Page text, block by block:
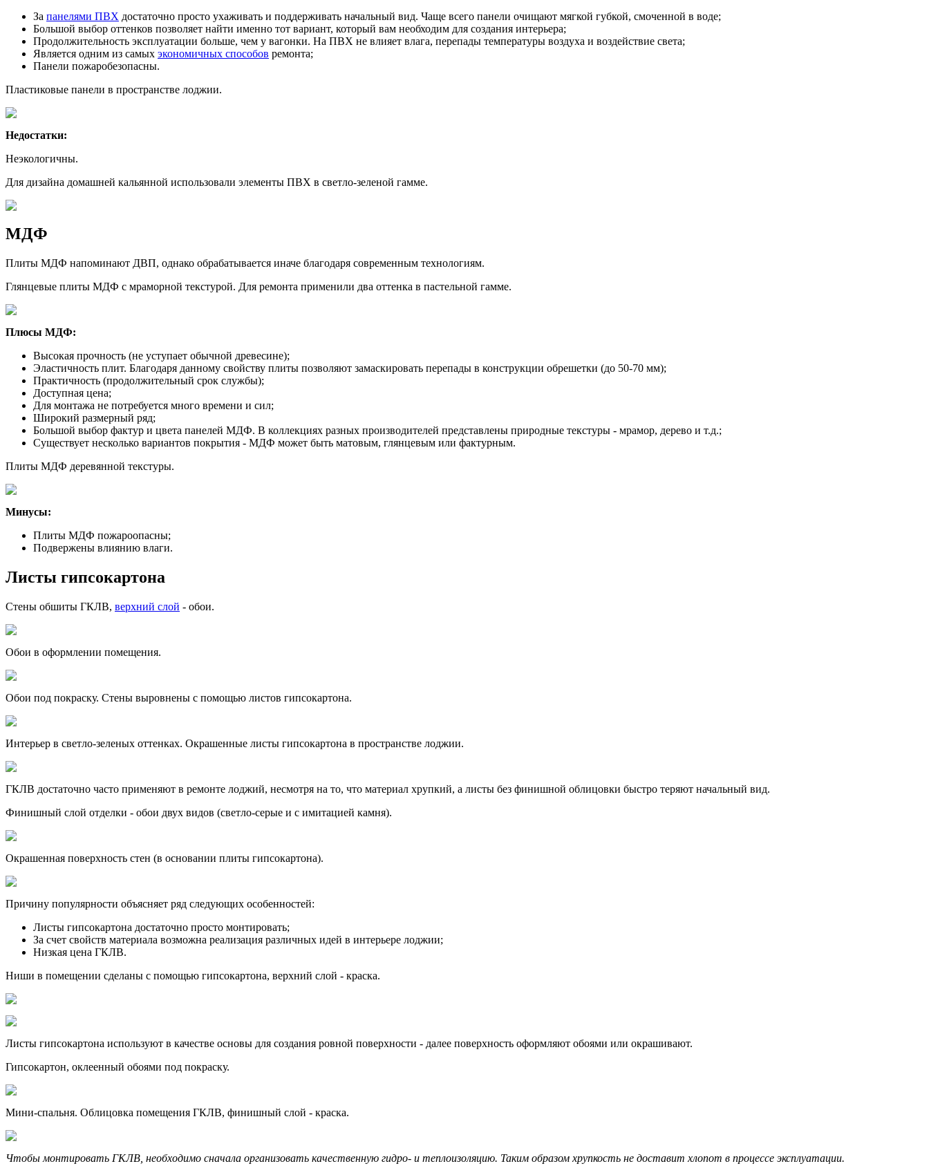
За панелями ПВХ достаточно просто ухаживать и поддерживать начальный вид. Чаще всего панели очищают мягкой губкой, смоченной в воде;
Большой выбор оттенков позволяет найти именно тот вариант, который вам необходим для создания интерьера;
Продолжительность эксплуатации больше, чем у вагонки. На ПВХ не влияет влага, перепады температуры воздуха и воздействие света;
Является одним из самых экономичных способов ремонта;
Панели пожаробезопасны.
Пластиковые панели в пространстве лоджии.
Недостатки:
Неэкологичны.
Для дизайна домашней кальянной использовали элементы ПВХ в светло-зеленой гамме.
МДФ
Плиты МДФ напоминают ДВП, однако обрабатывается иначе благодаря современным технологиям.
Глянцевые плиты МДФ с мраморной текстурой. Для ремонта применили два оттенка в пастельной гамме.
Плюсы МДФ:
Высокая прочность (не уступает обычной древесине);
Эластичность плит. Благодаря данному свойству плиты позволяют замаскировать перепады в конструкции обрешетки (до 50-70 мм);
Практичность (продолжительный срок службы);
Доступная цена;
Для монтажа не потребуется много времени и сил;
Широкий размерный ряд;
Большой выбор фактур и цвета панелей МДФ. В коллекциях разных производителей представлены природные текстуры - мрамор, дерево и т.д.;
Существует несколько вариантов покрытия - МДФ может быть матовым, глянцевым или фактурным.
Плиты МДФ деревянной текстуры.
Минусы:
Плиты МДФ пожароопасны;
Подвержены влиянию влаги.
Листы гипсокартона
Стены обшиты ГКЛВ, верхний слой - обои.
Обои в оформлении помещения.
Обои под покраску. Стены выровнены с помощью листов гипсокартона.
Интерьер в светло-зеленых оттенках. Окрашенные листы гипсокартона в пространстве лоджии.
ГКЛВ достаточно часто применяют в ремонте лоджий, несмотря на то, что материал хрупкий, а листы без финишной облицовки быстро теряют начальный вид.
Финишный слой отделки - обои двух видов (светло-серые и с имитацией камня).
Окрашенная поверхность стен (в основании плиты гипсокартона).
Причину популярности объясняет ряд следующих особенностей:
Листы гипсокартона достаточно просто монтировать;
За счет свойств материала возможна реализация различных идей в интерьере лоджии;
Низкая цена ГКЛВ.
Ниши в помещении сделаны с помощью гипсокартона, верхний слой - краска.
Листы гипсокартона используют в качестве основы для создания ровной поверхности - далее поверхность оформляют обоями или окрашивают.
Гипсокартон, оклеенный обоями под покраску.
Мини-спальня. Облицовка помещения ГКЛВ, финишный слой - краска.
Чтобы монтировать ГКЛВ, необходимо сначала организовать качественную гидро- и теплоизоляцию. Таким образом хрупкость не доставит хлопот в процессе эксплуатации.